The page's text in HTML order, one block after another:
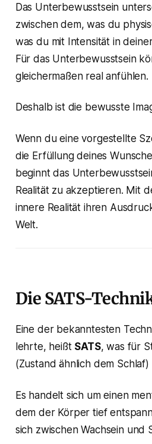
Das Unterbewusstsein
zwischen dem, was du
was du mit Intensität in
Für das Unterbewusstsein
gleichermaßen real anfühlen.
Deshalb ist die bewusste
Wenn du eine vorgestellte
die Erfüllung deines
beginnt das
Realität zu akzeptieren. Mit
innere Realität ihren
Welt.
Die SATS-
Eine der bekanntesten
lehrte, heißt SATS, was für
(Zustand ähnlich dem Schlaf)
Es handelt sich um einen
dem der Körper tief
sich zwischen Wachsein und